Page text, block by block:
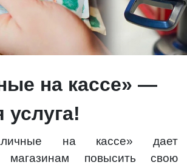
на кассе» —
услуга!
на кассе» дает
магазинам повысить свою